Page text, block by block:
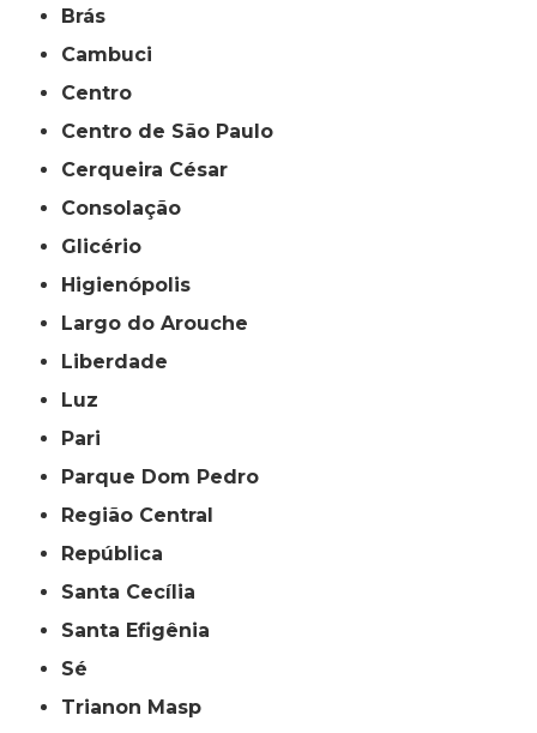
Brás
Cambuci
Centro
Centro de São Paulo
Cerqueira César
Consolação
Glicério
Higienópolis
Largo do Arouche
Liberdade
Luz
Pari
Parque Dom Pedro
Região Central
República
Santa Cecília
Santa Efigênia
Sé
Trianon Masp